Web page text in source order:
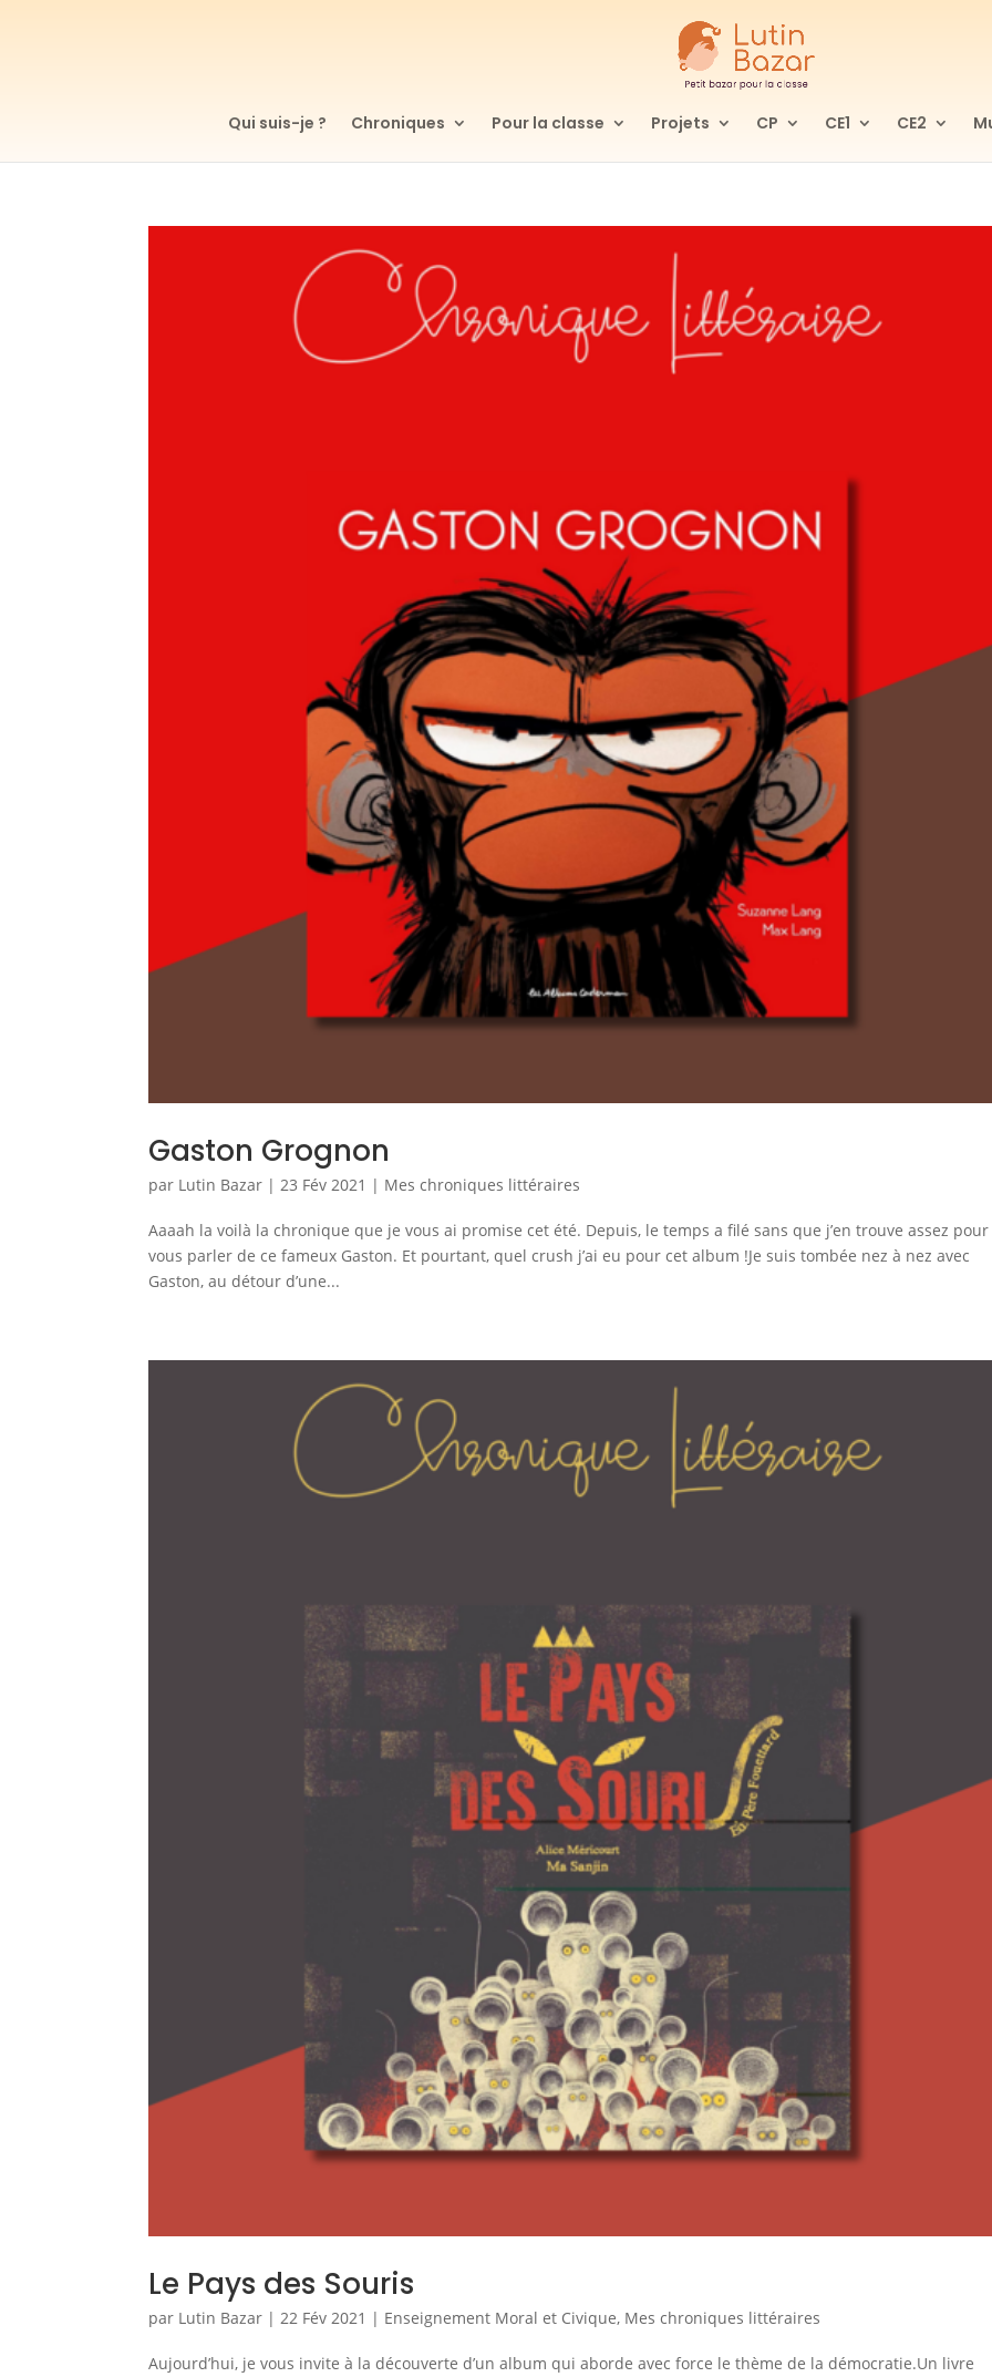
Qui suis-je ? Chroniques Pour la classe Projets CP CE1 CE2
Gaston Grognon
par Lutin Bazar | 23 Fév 2021 | Mes chroniques littéraires
Aaaah la voilà la chronique que je vous ai promise cet été. Depuis, le temps a filé sans que j’en trouve assez pour
vous parler de ce fameux Gaston. Et pourtant, quel crush j’ai eu pour cet album !Je suis tombée nez à nez avec
Gaston, au détour d’une...
Le Pays des Souris
par Lutin Bazar |22 Fév 2021 | Enseignement Moral et Civique, Mes chroniques littéraires
Aujourd’hui, je vous invite à la découverte d’un album qui aborde avec force le thème de la démocratie.Un livre